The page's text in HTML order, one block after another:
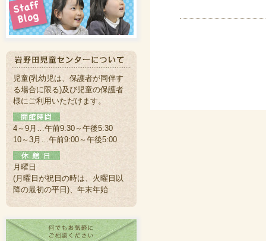
児童(乳幼児は、保護者が同伴す
る場合に限る)及び児童の保護者
様にご利用いただけます。
4～9月…午前9:30～午後5:30
10～3月…午前9:00～午後5:00
月曜日
(月曜日が祝日の時は、火曜日以
降の最初の平日)、年末年始